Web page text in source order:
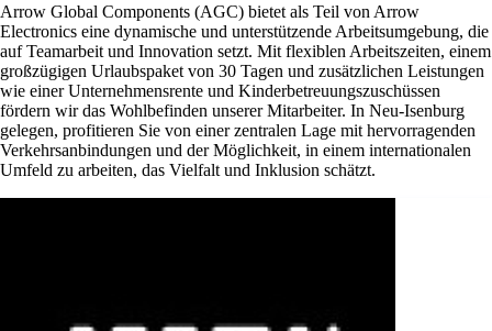
Arrow Global Components (AGC) bietet als Teil von Arrow
Electronics eine dynamische und unterstützende Arbeitsumgebung, die
auf Teamarbeit und Innovation setzt. Mit flexiblen Arbeitszeiten, einem
großzügigen Urlaubspaket von 30 Tagen und zusätzlichen Leistungen
wie einer Unternehmensrente und Kinderbetreuungszuschüssen
fördern wir das Wohlbefinden unserer Mitarbeiter. In Neu-Isenburg
gelegen, profitieren Sie von einer zentralen Lage mit hervorragenden
Verkehrsanbindungen und der Möglichkeit, in einem internationalen
Umfeld zu arbeiten, das Vielfalt und Inklusion schätzt.